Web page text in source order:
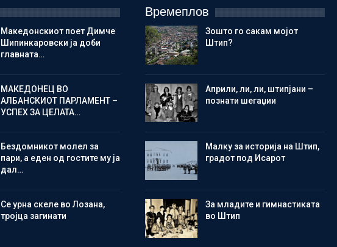
Македонскиот поет Димче
Шипинкаровски ја доби
главната…
МАКЕДОНЕЦ ВО
АЛБАНСКИОТ ПАРЛАМЕНТ –
УСПЕХ ЗА ЦЕЛАТА…
Бездомникот молел за
пари, а еден од гостите му ја
дал…
Се урна скеле во Лозана,
тројца загинати
Времеплов
Зошто го сакам мојот
Штип?
Aприли, ли, ли, штипјани –
познати шегаџии
Малку за историја на Штип,
градот под Исарот
Зa младите и гимнастиката
во Штип